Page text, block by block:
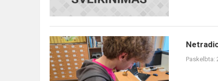
Netradicinė
rusų
kalbos
pamoka
Paskelbta: